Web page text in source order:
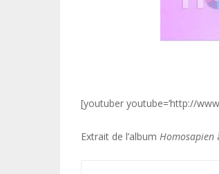
[youtuber youtube=’http://
Extrait de l’album Homosapien